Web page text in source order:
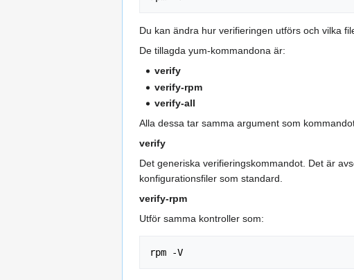
Du kan ändra hur verifieringen utförs och vilka
De tillagda yum-kommandona är:
verify
verify-rpm
verify-all
Alla dessa tar samma argument som
verify
Det generiska verifieringskommandot. Det är
konfigurationsfiler som standard.
verify-rpm
Utför samma kontroller som: